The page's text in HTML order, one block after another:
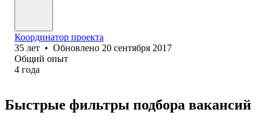
Координатор проекта
35 лет • Обновлено 20 сентября 2017
Общий опыт
4 года
Быстрые фильтры подбора вакансий